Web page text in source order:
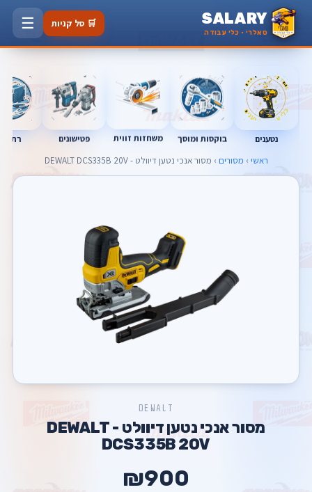
SALARY
סאלרי · כלי עבודה
🛒 סל קניות ☰
נטענים בוקסות ומוסך משחזות זווית פטישונים
ראשי › מסורים › מסור אנכי נטען דיוולט - DEWALT DCS335B 20V
DEWALT
מסור אנכי נטען דיוולט - DEWALT
DCS335B 20V
₪900